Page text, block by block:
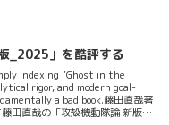
_2025」を酷評する
indexing "Ghost in the
rigor, and modern goal-
a bad book.藤田直哉著
田直哉の「攻殻機動隊論 新版